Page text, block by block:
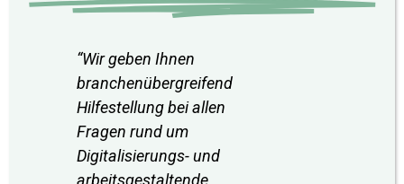
“Wir geben Ihnen
branchenübergreifend
Hilfestellung bei allen
Fragen rund um
Digitalisierungs- und
arbeitsgestaltende